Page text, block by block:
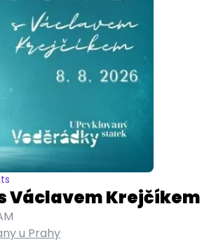
Václavem Krejčíkem
u Prahy